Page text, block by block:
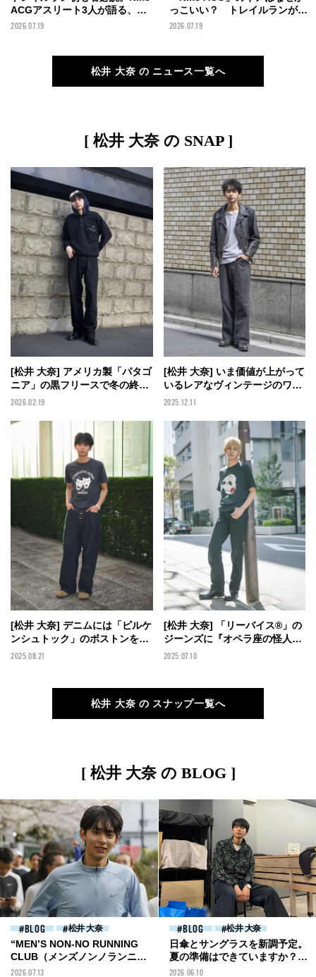
ACGアスリート3人が語る、ト
レイルランニングのリアル。
2026.07.19
っこいい？ トレイルランがも
っと楽しくなる！ 開発担当が
2026.07.19
松井 大奈 の ニュース一覧へ
[ 松井 大奈 の SNAP ]
[松井 大奈] アメリカ製「パタゴ
ニア」の黒フリースで冬の終わ
りにちょうどいいオールブラッ
服スナップ】
2026.02.19
[松井 大奈] いま価値が上がって
いるレアなヴィンテージのワー
クパンツで50～60年代のムード
の私服スナップ】
2025.12.11
[松井 大奈] デニムには「ビルケ
ンシュトック」のボストンを合
わせるのがマイ定番。「スカー
2025.08.21
[松井 大奈] 「リーバイス®」の
ジーンズに『オペラ座の怪人』
の古着Tで個性を出した夏のオ
2025.07.10
松井 大奈 の スナップ一覧へ
[ 松井 大奈 の BLOG ]
BLOG 松井 大奈
“MEN’S NON-NO RUNNING
CLUB（メンズノンノランニン
グクラブ）”の部長に就任！今
2026.07.13
BLOG 松井 大奈
日傘とサングラスを新調予定。
夏の準備はできていますか？
[松井大奈ブログ]
2026.06.10